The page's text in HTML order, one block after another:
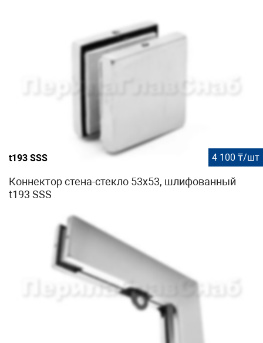
t193 SSS 4 100 ₸/шт
Коннектор стена-стекло 53х53, шлифованный
t193 SSS